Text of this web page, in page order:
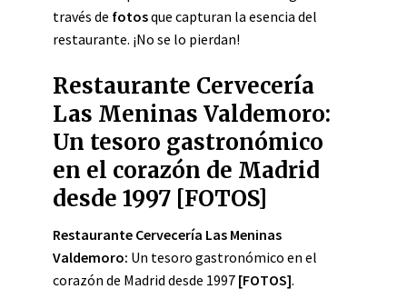
través de fotosque capturan la esencia del
restaurante. ¡No se lo pierdan!
Restaurante Cervecería
Las Meninas Valdemoro:
Un tesoro gastronómico
en el corazón de Madrid
desde 1997 [FOTOS]
Restaurante Cervecería Las Meninas
Valdemoro: Un tesoro gastronómico en el
corazón de Madrid desde 1997 [FOTOS].